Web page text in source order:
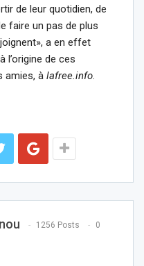
de leur quotidien, de
faire un pas de plus
a en effet
l’origine de ces
amies, à lafree.info.
1256 Posts 0